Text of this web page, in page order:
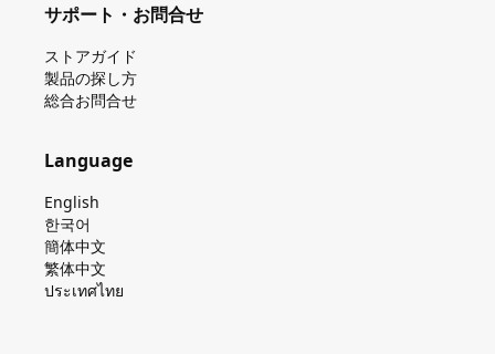
サポート・お問合せ
ストアガイド
製品の探し⽅
総合お問合せ
Language
English
한국어
簡体中文
繁体中文
ประเทศไทย